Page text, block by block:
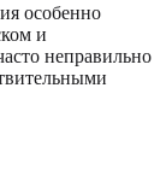
особенно
и
неправильно